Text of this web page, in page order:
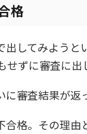
格
出してみようと
せずに審査に出
審査結果が返
合格。その理由